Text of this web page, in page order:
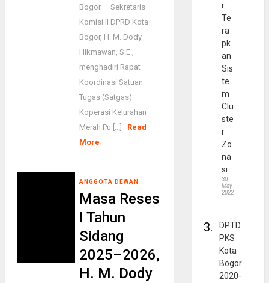
Bogor — Sekretaris
Komisi II DPRD Kota
Bogor, H. M. Dody
Hikmawan, S.E.,
menghadiri Rapat
Koordinasi Satuan
Tugas (Satgas)
Koperasi Kelurahan
Merah Pu [...]
Read
More
ANGGOTA DEWAN
Masa Reses
I Tahun
Sidang
2025–2026,
H. M. Dody
r
Te
ra
pk
an
Sis
te
m
Clu
ste
r
Zo
na
si
30
May
2022
3.
DPTD
PKS
Kota
Bogor
2020-